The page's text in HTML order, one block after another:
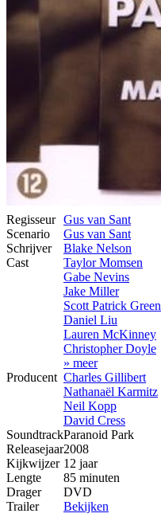
Regisseur Gus van Sant
Scenario
Gus van Sant
Schrijver
Blake Nelson
Cast
Taylor Momsen
Gabe Nevins
Jake Miller
Scott Patrick Green
Daniel Liu
Lauren McKinney
Christopher Doyle
» meer
Producent Charles Gillibert
Nathanaël Karmitz
Neil Kopp
David Cress
SoundtrackParanoid Park
Releasejaar2008
Kijkwijzer 12 jaar
Lengte
85 minuten
Drager
DVD
Trailer
Bekijken